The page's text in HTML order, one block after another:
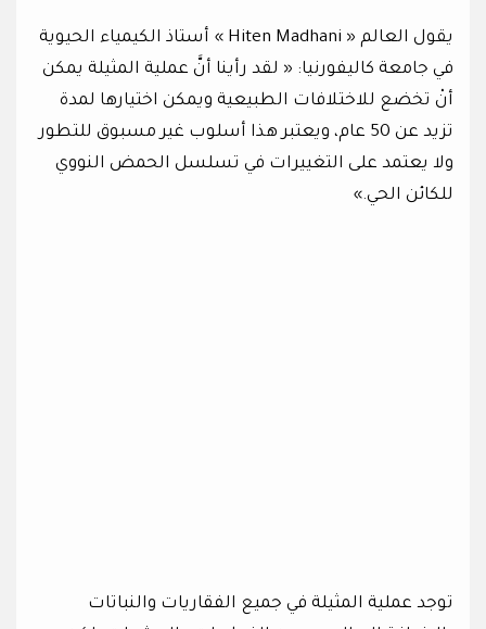
يقول العالم « Hiten Madhani » أستاذ الكيمياء الحيوية
في جامعة كاليفورنيا: « لقد رأينا أنَّ عملية المثيلة يمكن
أنْ تخضع للاختلافات الطبيعية ويمكن اختيارها لمدة
تزيد عن 50 عام، ويعتبر هذا أسلوب غير مسبوق للتطور
ولا يعتمد على التغييرات في تسلسل الحمض النووي
للكائن الحي.»
توجد عملية المثيلة في جميع الفقاريات والنباتات